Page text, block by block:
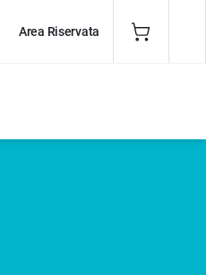
Area Riservata